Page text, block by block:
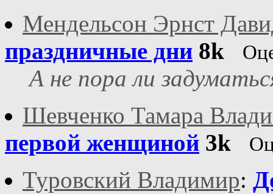
Мендельсон Эрнст
праздничные дни 8k
А не пора ли
Шевченко Тамара
первой женщиной 3k
Туровский Владимир: